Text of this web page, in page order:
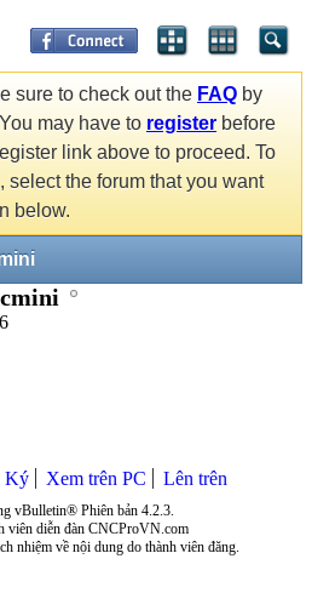
sure to check out the FAQ by
may have to register before
link above to proceed. To
select the forum that you want
below.
Ký Xem trên PC Lên trên
vBulletin® Phiên bản 4.2.3.
viên diễn đàn CNCProVN.com
nhiệm về nội dung do thành viên đăng.